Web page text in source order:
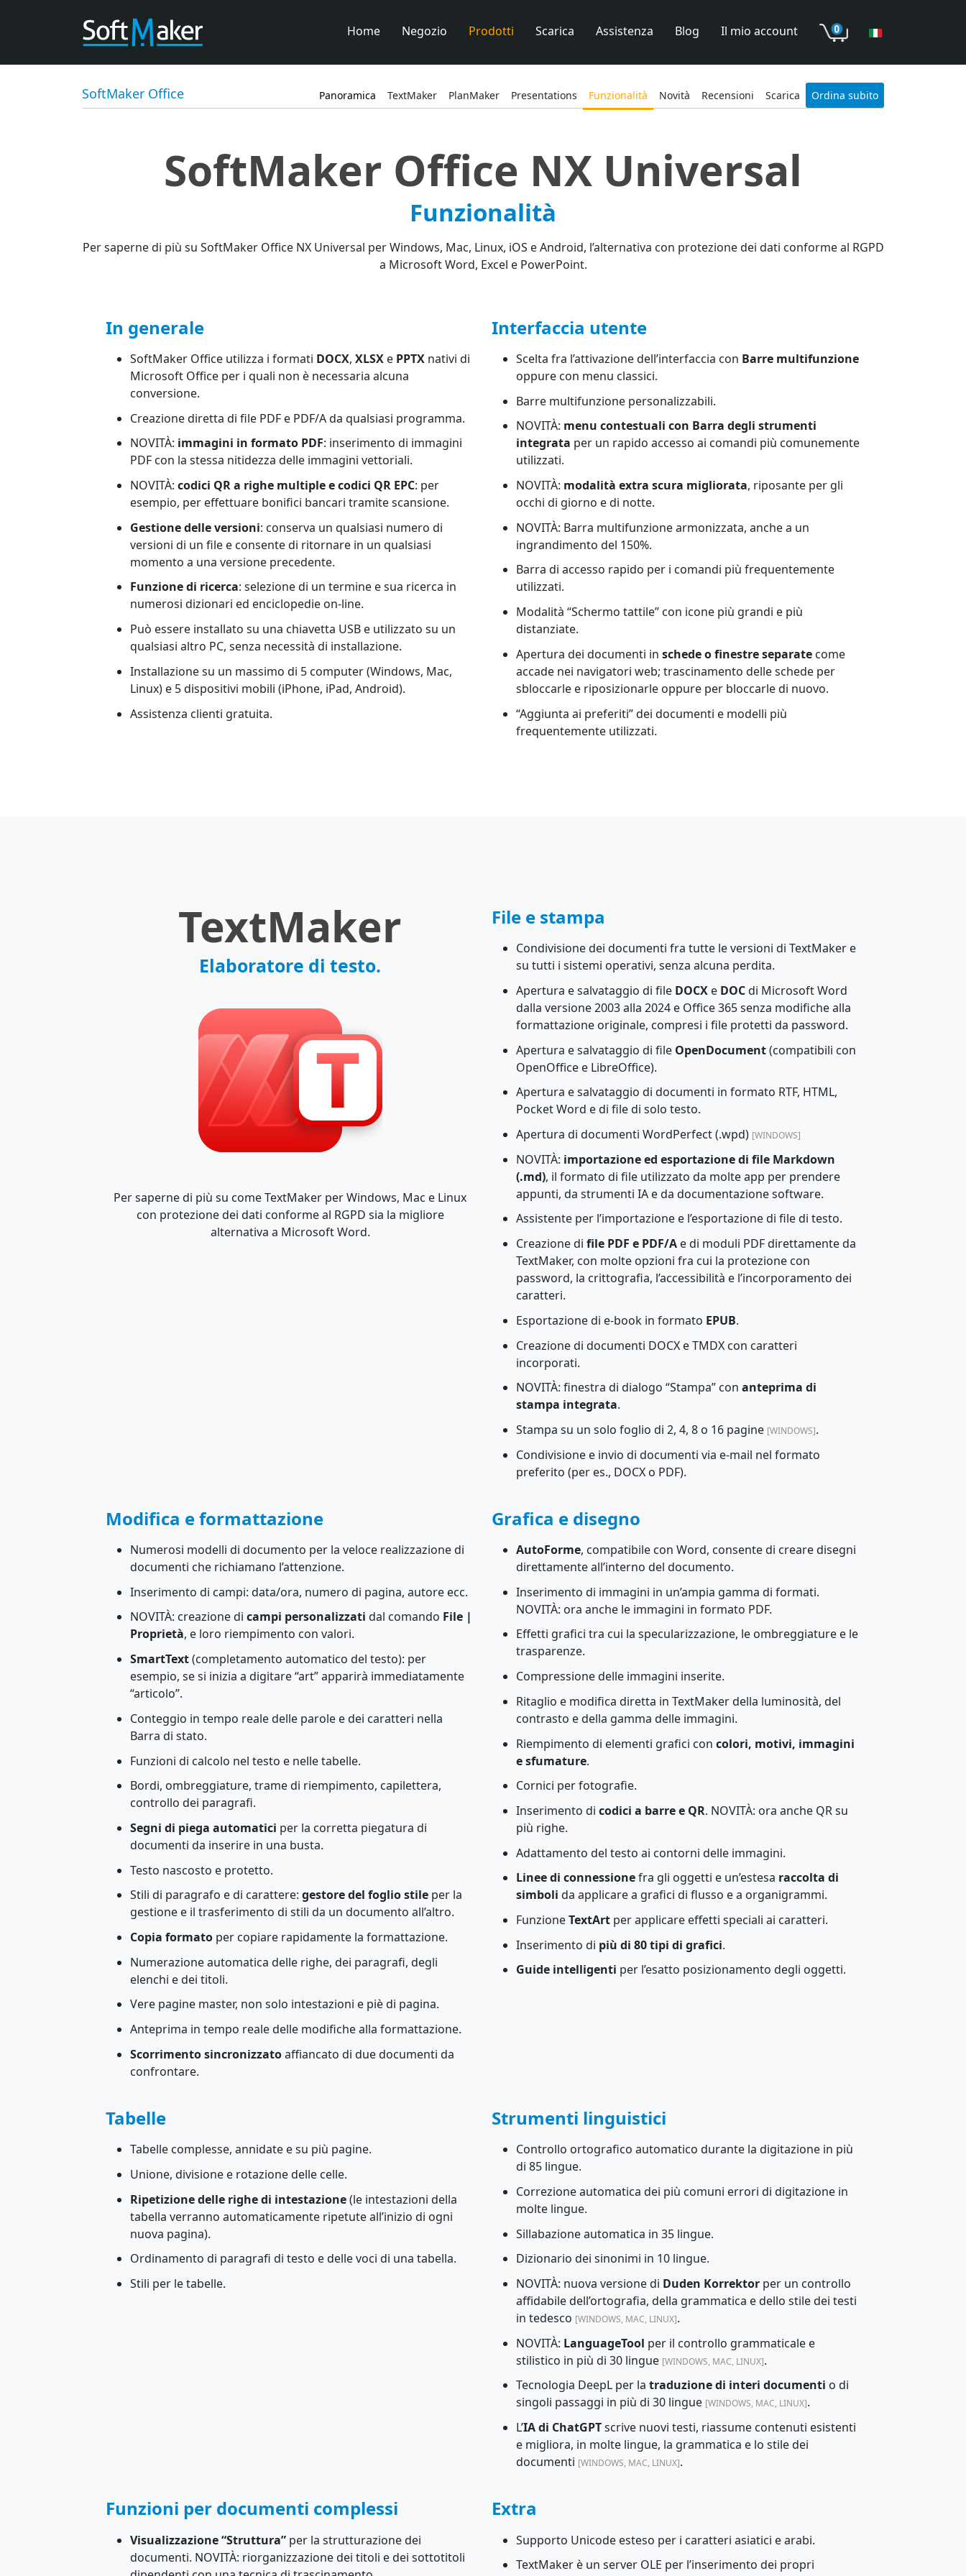
Home Negozio Prodotti Scarica Assistenza Blog Il mio account
SoftMaker Office Panoramica TextMaker PlanMaker Presentations Funzionalità Novità Recensioni Scarica Ordina subito
SoftMaker Office NX Universal
Funzionalità
Per saperne di più su SoftMaker Office NX Universal per Windows, Mac, Linux, iOS e Android, l’alternativa con protezione dei dati conforme al RGPD
a Microsoft Word, Excel e PowerPoint.
In generale
SoftMaker Office utilizza i formati DOCX,XLSX e PPTX nativi di
Microsoft Office per i quali non è necessaria alcuna
conversione.
Creazione diretta di file PDF e PDF/A da qualsiasi programma.
NOVITÀ: immagini in formato PDF: inserimento di immagini
PDF con la stessa nitidezza delle immagini vettoriali.
NOVITÀ:codici QR a righe multiple e codici QR EPC: per
esempio, per effettuare bonifici bancari tramite scansione.
Gestione delle versioni: conserva un qualsiasi numero di
versioni di un file e consente di ritornare in un qualsiasi
momento a una versione precedente.
Funzione di ricerca: selezione di un termine e sua ricerca in
numerosi dizionari ed enciclopedie on-line.
Può essere installato su una chiavetta USB e utilizzato su un
qualsiasi altro PC, senza necessità di installazione.
Installazione su un massimo di 5 computer (Windows, Mac,
Linux) e 5 dispositivi mobili (iPhone, iPad, Android).
Assistenza clienti gratuita.
Interfaccia utente
Scelta fra l’attivazione dell’interfaccia con Barre multifunzione
oppure con menu classici.
Barre multifunzione personalizzabili.
NOVITÀ: menu contestuali con Barra degli strumenti
integrata per un rapido accesso ai comandi più comunemente
utilizzati.
NOVITÀ: modalità extra scura migliorata, riposante per gli
occhi di giorno e di notte.
NOVITÀ: Barra multifunzione armonizzata, anche a un
ingrandimento del 150%.
Barra di accesso rapido per i comandi più frequentemente
utilizzati.
Modalità “Schermo tattile” con icone più grandi e più
distanziate.
Apertura dei documenti inschede o finestre separate come
accade nei navigatori web; trascinamento delle schede per
sbloccarle e riposizionarle oppure per bloccarle di nuovo.
“Aggiunta ai preferiti” dei documenti e modelli più
frequentemente utilizzati.
TextMaker
Elaboratore di testo.
Per saperne di più su come TextMaker per Windows, Mac e Linux
con protezione dei dati conforme al RGPD sia la migliore
alternativa a Microsoft Word.
File e stampa
Condivisione dei documenti fra tutte le versioni di TextMaker e
su tutti i sistemi operativi, senza alcuna perdita.
Apertura e salvataggio di file DOCX e DOCdi Microsoft Word
dalla versione 2003 alla 2024 e Office 365 senza modifiche alla
formattazione originale, compresi i file protetti da password.
Apertura e salvataggio di file OpenDocument(compatibili con
OpenOffice e LibreOffice).
Apertura e salvataggio di documenti in formato RTF, HTML,
Pocket Word e di file di solo testo.
Apertura di documenti WordPerfect (.wpd) [WINDOWS]
NOVITÀ: importazione ed esportazione di file Markdown
(.md), il formato di file utilizzato da molte app per prendere
appunti, da strumenti IA e da documentazione software.
Assistente per l’importazione e l’esportazione di file di testo.
Creazione difile PDF e PDF/A e di moduli PDF direttamente da
TextMaker, con molte opzioni fra cui la protezione con
password, la crittografia, l’accessibilità e l’incorporamento dei
caratteri.
Esportazione di e-book in formato EPUB.
Creazione di documenti DOCX e TMDX con caratteri
incorporati.
NOVITÀ: finestra di dialogo “Stampa” conanteprima di
stampa integrata.
Stampa su un solo foglio di 2, 4, 8 o 16 pagine [WINDOWS].
Condivisione e invio di documenti via e-mail nel formato
preferito (per es., DOCX o PDF).
Modifica e formattazione
Numerosi modelli di documento per la veloce realizzazione di
documenti che richiamano l’attenzione.
Inserimento di campi: data/ora, numero di pagina, autore ecc.
NOVITÀ: creazione dicampi personalizzati dal comando File |
Proprietà, e loro riempimento con valori.
SmartText(completamento automatico del testo): per
esempio, se si inizia a digitare “art” apparirà immediatamente
“articolo”.
Conteggio in tempo reale delle parole e dei caratteri nella
Barra di stato.
Funzioni di calcolo nel testo e nelle tabelle.
Bordi, ombreggiature, trame di riempimento, capilettera,
controllo dei paragrafi.
Segni di piega automatici per la corretta piegatura di
documenti da inserire in una busta.
Testo nascosto e protetto.
Stili di paragrafo e di carattere:gestore del foglio stile per la
gestione e il trasferimento di stili da un documento all’altro.
Copia formato per copiare rapidamente la formattazione.
Numerazione automatica delle righe, dei paragrafi, degli
elenchi e dei titoli.
Vere pagine master, non solo intestazioni e piè di pagina.
Anteprima in tempo reale delle modifiche alla formattazione.
Scorrimento sincronizzatoaffiancato di due documenti da
confrontare.
Grafica e disegno
AutoForme, compatibile con Word, consente di creare disegni
direttamente all’interno del documento.
Inserimento di immagini in un’ampia gamma di formati.
NOVITÀ: ora anche le immagini in formato PDF.
Effetti grafici tra cui la specularizzazione, le ombreggiature e le
trasparenze.
Compressione delle immagini inserite.
Ritaglio e modifica diretta in TextMaker della luminosità, del
contrasto e della gamma delle immagini.
Riempimento di elementi grafici concolori, motivi, immagini
e sfumature.
Cornici per fotografie.
Inserimento dicodici a barre e QR. NOVITÀ: ora anche QR su
più righe.
Adattamento del testo ai contorni delle immagini.
Linee di connessionefra gli oggetti e un’estesa raccolta di
simboli da applicare a grafici di flusso e a organigrammi.
FunzioneTextArt per applicare effetti speciali ai caratteri.
Inserimento di più di 80 tipi di grafici.
Guide intelligenti per l’esatto posizionamento degli oggetti.
Tabelle
Tabelle complesse, annidate e su più pagine.
Unione, divisione e rotazione delle celle.
Ripetizione delle righe di intestazione(le intestazioni della
tabella verranno automaticamente ripetute all’inizio di ogni
nuova pagina).
Ordinamento di paragrafi di testo e delle voci di una tabella.
Stili per le tabelle.
Strumenti linguistici
Controllo ortografico automatico durante la digitazione in più
di 85 lingue.
Correzione automatica dei più comuni errori di digitazione in
molte lingue.
Sillabazione automatica in 35 lingue.
Dizionario dei sinonimi in 10 lingue.
NOVITÀ: nuova versione di Duden Korrektor per un controllo
affidabile dell’ortografia, della grammatica e dello stile dei testi
in tedesco [WINDOWS, MAC, LINUX].
NOVITÀ: LanguageTool per il controllo grammaticale e
stilistico in più di 30 lingue [WINDOWS, MAC, LINUX].
Tecnologia DeepL per latraduzione di interi documenti o di
singoli passaggi in più di 30 lingue [WINDOWS, MAC, LINUX].
L’IA di ChatGPTscrive nuovi testi, riassume contenuti esistenti
e migliora, in molte lingue, la grammatica e lo stile dei
documenti [WINDOWS, MAC, LINUX].
Funzioni per documenti complessi
Visualizzazione “Struttura” per la strutturazione dei
documenti. NOVITÀ: riorganizzazione dei titoli e dei sottotitoli
Extra
Supporto Unicode esteso per i caratteri asiatici e arabi.
TextMaker è un server OLE per l’inserimento dei propri